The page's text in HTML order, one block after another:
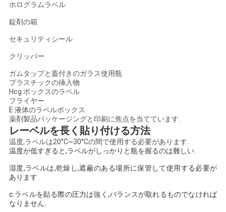
ホログラムラベル
錠剤の箱
セキュリティシール
クリッパー
ガムタップと蓋付きのガラス使用瓶
プラスチックの挿入物
Hcg ボックスのラベル
フライヤー
E 液体のラベルボックス
薬剤製品パッケージングと印刷に焦点を当てています.
レーベルを長く貼り付ける方法
温度,ラベルは20°C~30°Cの間で使用する必要があります.
温度が低すぎると,ラベルがしっかりと瓶を握るのは難しい.
湿度,ラベルは,乾燥し,遮蔽のある場所に保管して使用する必要が
あります.
c.ラベルを貼る際の圧力は強く,バランスが取れるものでなければ
なりません.